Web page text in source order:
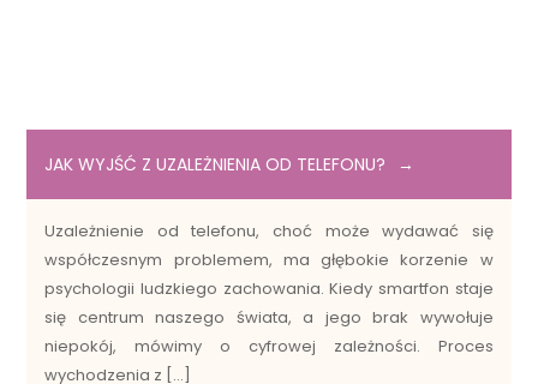
JAK WYJŚĆ Z UZALEŻNIENIA OD TELEFONU?
Uzależnienie od telefonu, choć może wydawać się
współczesnym problemem, ma głębokie korzenie w
psychologii ludzkiego zachowania. Kiedy smartfon staje
się centrum naszego świata, a jego brak wywołuje
niepokój, mówimy o cyfrowej zależności. Proces
wychodzenia z […]